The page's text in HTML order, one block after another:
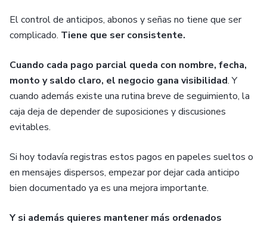
El control de anticipos, abonos y señas no tiene que ser
complicado. Tiene que ser consistente.
Cuando cada pago parcial queda con nombre, fecha,
monto y saldo claro, el negocio gana visibilidad. Y
cuando además existe una rutina breve de seguimiento, la
caja deja de depender de suposiciones y discusiones
evitables.
Si hoy todavía registras estos pagos en papeles sueltos o
en mensajes dispersos, empezar por dejar cada anticipo
bien documentado ya es una mejora importante.
Y si además quieres mantener más ordenados